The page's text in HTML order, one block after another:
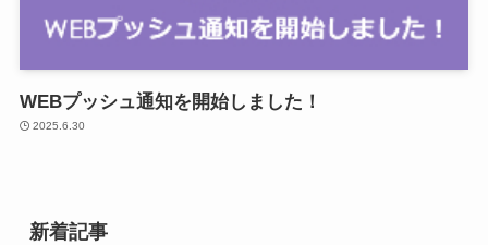
WEBプッシュ通知を開始しました！
2025.6.30
新着記事